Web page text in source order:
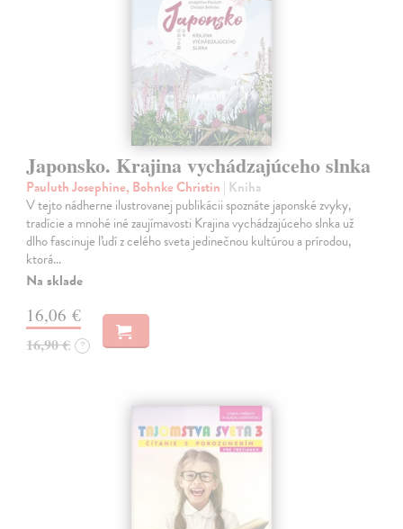
Japonsko. Krajina vychádzajúceho slnka
Pauluth Josephine, Bohnke Christin | Kniha
V tejto nádherne ilustrovanej publikácii spoznáte japonské zvyky,
tradície a mnohé iné zaujímavosti Krajina vychádzajúceho slnka už
dlho fascinuje ľudí z celého sveta jedinečnou kultúrou a prírodou,
ktorá…
Na sklade
16,06 €
16,90 € ?